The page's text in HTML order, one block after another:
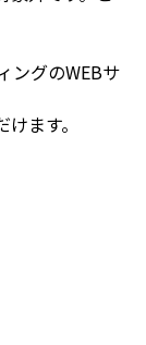
ングのWEBサ
ます。